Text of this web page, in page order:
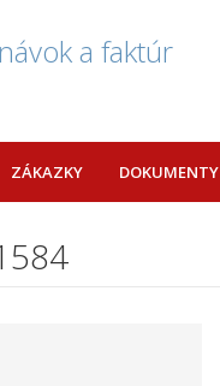
a faktúr
ZÁKAZKY DOKUMENTY